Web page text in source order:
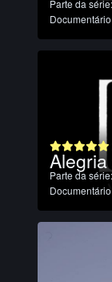
Parte da
Documentário
Parte da
Documentário